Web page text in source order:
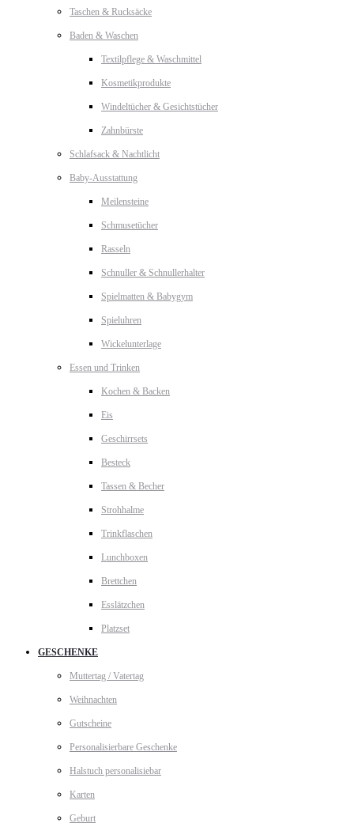
Taschen & Rucksäcke
Baden & Waschen
Textilpflege & Waschmittel
Kosmetikprodukte
Windeltücher & Gesichtstücher
Zahnbürste
Schlafsack & Nachtlicht
Baby-Ausstattung
Meilensteine
Schmusetücher
Rasseln
Schnuller & Schnullerhalter
Spielmatten & Babygym
Spieluhren
Wickelunterlage
Essen und Trinken
Kochen & Backen
Eis
Geschirrsets
Besteck
Tassen & Becher
Strohhalme
Trinkflaschen
Lunchboxen
Brettchen
Esslätzchen
Platzset
GESCHENKE
Muttertag / Vatertag
Weihnachten
Gutscheine
Personalisierbare Geschenke
Halstuch personalisiebar
Karten
Geburt